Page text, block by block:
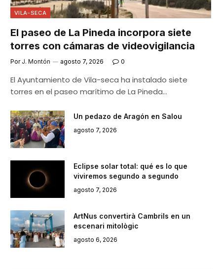
VILA-SECA
El paseo de La Pineda incorpora siete
torres con cámaras de videovigilancia
Por J. Montón agosto 7, 2026 0
El Ayuntamiento de Vila-seca ha instalado siete
torres en el paseo marítimo de La Pineda…
Un pedazo de Aragón en Salou
agosto 7, 2026
Eclipse solar total: qué es lo que
viviremos segundo a segundo
agosto 7, 2026
ArtNus convertirà Cambrils en un
escenari mitològic
agosto 6, 2026